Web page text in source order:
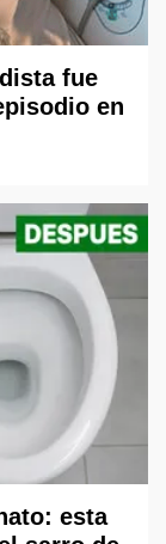
fue
en
esta